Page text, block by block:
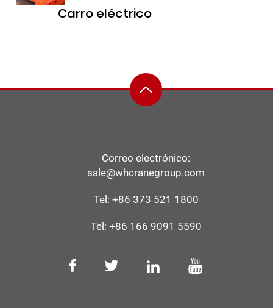
Carro eléctrico
Correo electrónico:
sale@whcranegroup.com
Tel: +86 373 521 1800
Tel: +86 166 9091 5590